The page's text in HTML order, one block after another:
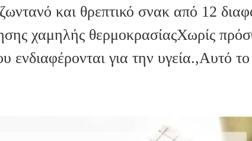
και θρεπτικό σνακ από 12
χαμηλής θερμοκρασίαςΧωρίς
ενδιαφέρονται για την υγεία.,Αυτό